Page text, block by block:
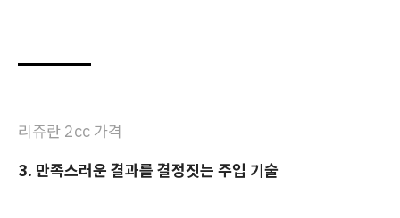
리쥬란 2cc 가격
3. 만족스러운 결과를 결정짓는 주입 기술